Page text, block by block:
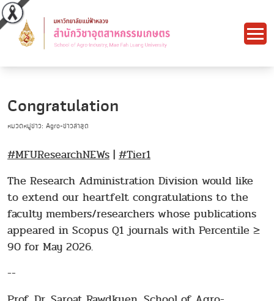
Congratulation
หมวดหมู่ข่าว: Agro-ข่าวล่าสุด
#MFUResearchNEWs | #Tier1
The Research Administration Division would like
to extend our heartfelt congratulations to the
faculty members/researchers whose publications
appeared in Scopus Q1 journals with Percentile ≥
90 for May 2026.
--